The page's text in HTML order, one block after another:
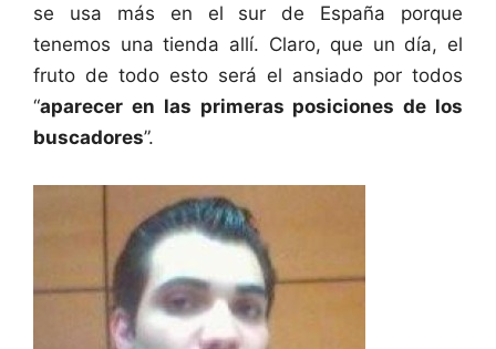
se usa más en el sur de España porque
tenemos una tienda allí. Claro, que un día, el
fruto de todo esto será el ansiado por todos
“aparecer en las primeras posiciones de los
buscadores”.